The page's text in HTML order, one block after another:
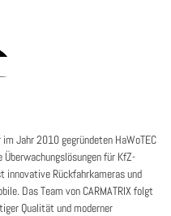
Jahr 2010 gegründeten HaWoTEC
für KfZ-
innovative Rückfahrkameras und
Das Team von CARMATRIX folgt
Qualität und moderner